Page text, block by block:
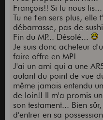
François!! Si tu nous
Tu ne t'en sers plus, elle
débarrasse, pas de
Fin du MP... Désolé...
Je suis donc acheteur
faire offre en MP!
J'ai un ami qui a une
autant du point de vue
même jamais entendu
de loin!! Il m'a promis
son testament... Bien
d'entrer en sa